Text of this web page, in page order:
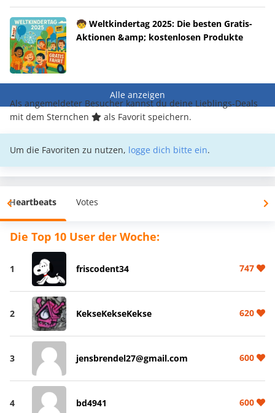
🧒 Weltkindertag 2025: Die besten Gratis-
Aktionen &amp; kostenlosen Produkte
Alle anzeigen
Als angemeldeter Besucher kannst du deine Lieblings-Deals
mit dem Sternchen
als Favorit speichern.
Um die Favoriten zu nutzen, logge dich bitte ein.
Heartbeats Votes
Die Top 10 User der Woche:
1 friscodent34 747
2 KekseKekseKekse 620
3 jensbrendel27@gmail.com 600
4 bd4941 600